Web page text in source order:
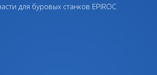
для буровых станков EPIROC